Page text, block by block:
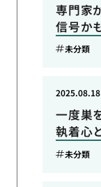
専門家
信号か
未分類
一度巣
執着心
2025.08.18
未分類